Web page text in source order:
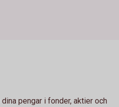
pengar i fonder, aktier och